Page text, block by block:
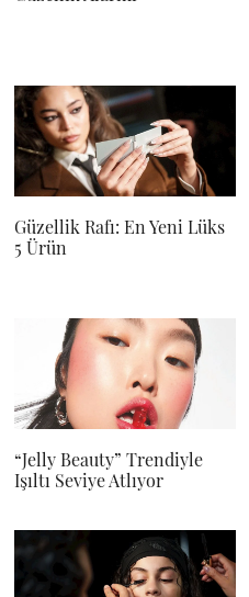
Güzellik Rafı: En Yeni Lüks
5 Ürün
“Jelly Beauty” Trendiyle
Işıltı Seviye Atlıyor